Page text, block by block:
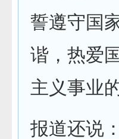
誓遵守国
谐，热爱
主义事业
报道还说